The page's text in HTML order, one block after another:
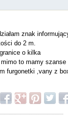
znak
do 2 m.
o kilka
to mamy szanse
furgonetki ,vany z